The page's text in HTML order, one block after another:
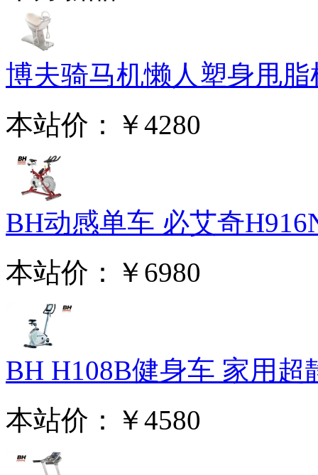
博夫骑马机懒人塑身甩
本站价：
￥4280
BH动感单车 必艾奇
本站价：
￥6980
BH H108B健身车 家用超
本站价：
￥4580